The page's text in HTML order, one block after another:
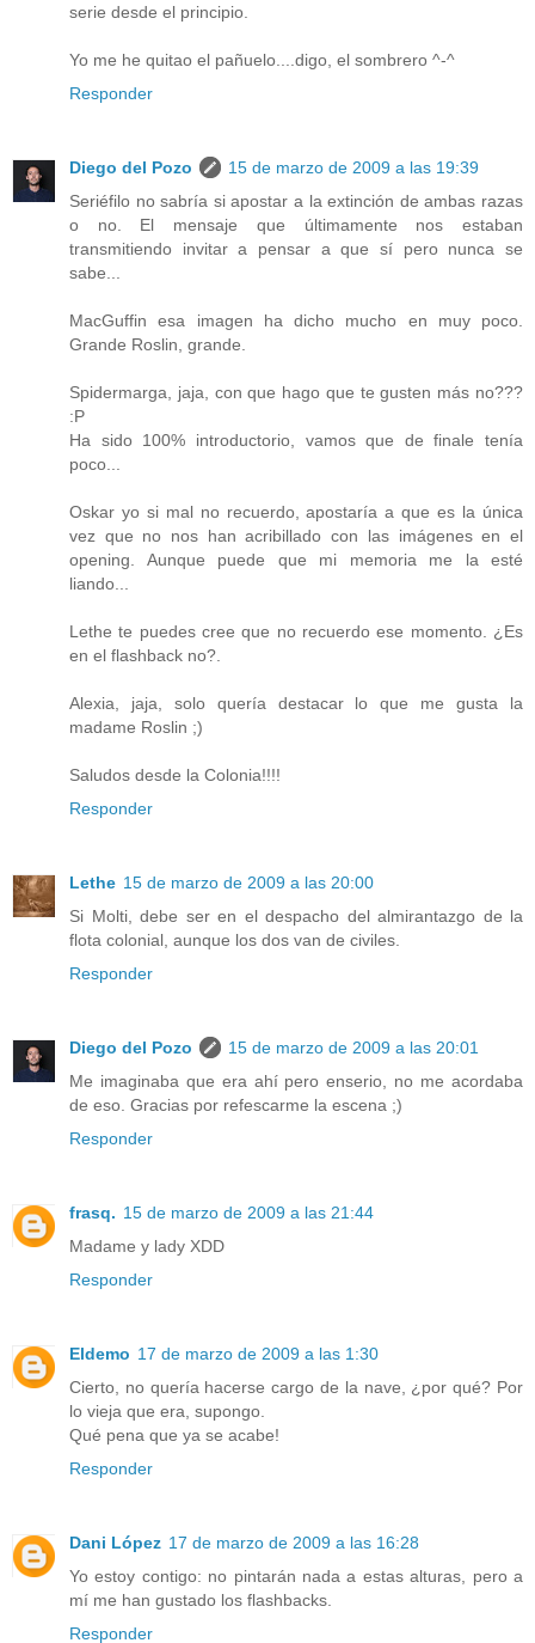
serie desde el principio.
Yo me he quitao el pañuelo....digo, el sombrero ^-^
Responder
Diego del Pozo
15 de marzo de 2009 a las 19:39
Seriéfilo no sabría si apostar a la extinción de ambas razas
o no. El mensaje que últimamente nos estaban
transmitiendo invitar a pensar a que sí pero nunca se
sabe...
MacGuffin esa imagen ha dicho mucho en muy poco.
Grande Roslin, grande.
Spidermarga, jaja, con que hago que te gusten más no???
:P
Ha sido 100% introductorio, vamos que de finale tenía
poco...
Oskar yo si mal no recuerdo, apostaría a que es la única
vez que no nos han acribillado con las imágenes en el
opening. Aunque puede que mi memoria me la esté
liando...
Lethe te puedes cree que no recuerdo ese momento. ¿Es
en el flashback no?.
Alexia, jaja, solo quería destacar lo que me gusta la
madame Roslin ;)
Saludos desde la Colonia!!!!
Responder
Lethe 15 de marzo de 2009 a las 20:00
Si Molti, debe ser en el despacho del almirantazgo de la
flota colonial, aunque los dos van de civiles.
Responder
Diego del Pozo
15 de marzo de 2009 a las 20:01
Me imaginaba que era ahí pero enserio, no me acordaba
de eso. Gracias por refescarme la escena ;)
Responder
frasq. 15 de marzo de 2009 a las 21:44
Madame y lady XDD
Responder
Eldemo 17 de marzo de 2009 a las 1:30
Cierto, no quería hacerse cargo de la nave, ¿por qué? Por
lo vieja que era, supongo.
Qué pena que ya se acabe!
Responder
Dani López 17 de marzo de 2009 a las 16:28
Yo estoy contigo: no pintarán nada a estas alturas, pero a
mí me han gustado los flashbacks.
Responder